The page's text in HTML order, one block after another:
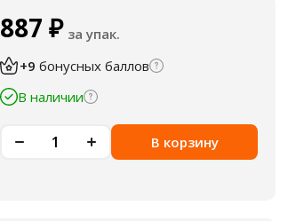
887 ₽ за упак.
+9 бонусных баллов
В наличии
В корзину